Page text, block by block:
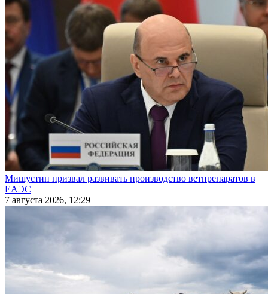
Мишустин призвал развивать производство ветпрепаратов в
ЕАЭС
7 августа 2026, 12:29